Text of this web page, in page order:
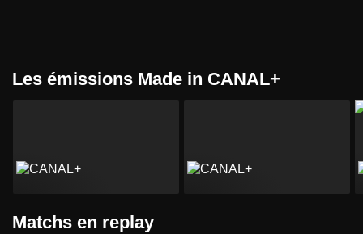
Les émissions Made in CANAL+
Matchs en replay